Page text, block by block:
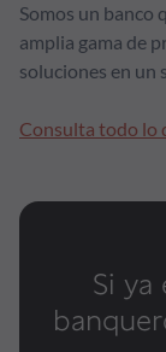
Somos un banco
amplia gama de
soluciones en un
Consulta todo lo
Si